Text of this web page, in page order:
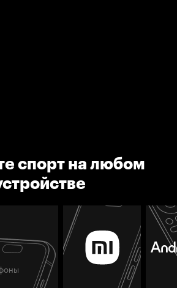
спорт на любом